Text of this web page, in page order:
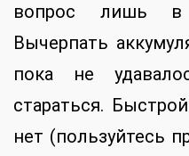
вопрос лишь в
Вычерпать
пока не
стараться.
нет (пользуйтесь